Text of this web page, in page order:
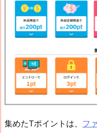
集めたTポイントは、 フ